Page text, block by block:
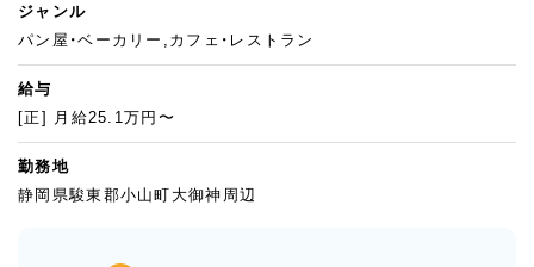
ジャンル
パン屋・ベーカリー,カフェ・レストラン
給与
[正] 月給25.1万円〜
勤務地
静岡県駿東郡小山町大御神周辺